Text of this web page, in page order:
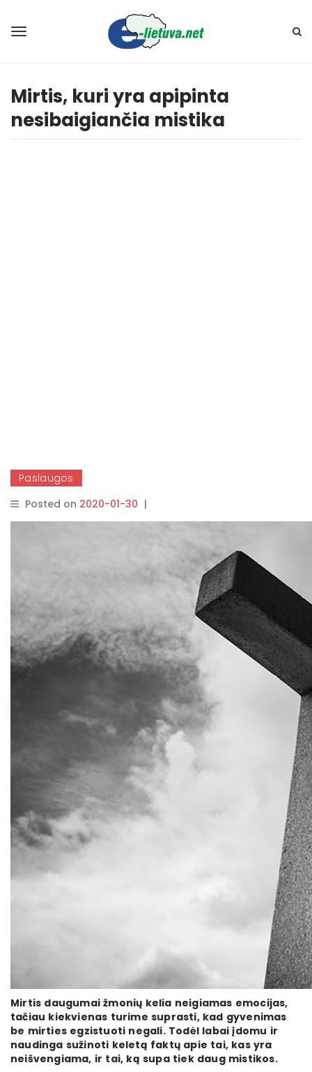
Mirtis, kuri yra apipinta
nesibaigiančia mistika
Paslaugos
Posted on 2020-01-30 |
rasytojas
Mirtis daugumai žmonių kelia neigiamas emocijas,
tačiau kiekvienas turime suprasti, kad gyvenimas
be mirties egzistuoti negali. Todėl labai įdomu ir
naudinga sužinoti keletą faktų apie tai, kas yra
neišvengiama, ir tai, ką supa tiek daug mistikos.